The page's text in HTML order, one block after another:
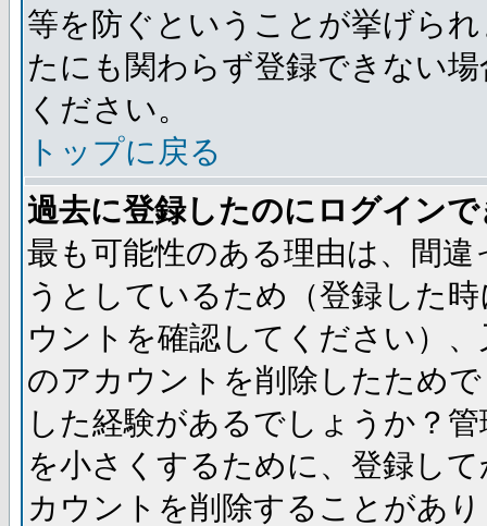
等を防ぐということが挙げら
たにも関わらず登録できない
ください。
トップに戻る
過去に登録したのにログイン
最も可能性のある理由は、間
うとしているため（登録した
ウントを確認してください）
のアカウントを削除したため
した経験があるでしょうか？
を小さくするために、登録し
カウントを削除することがあ